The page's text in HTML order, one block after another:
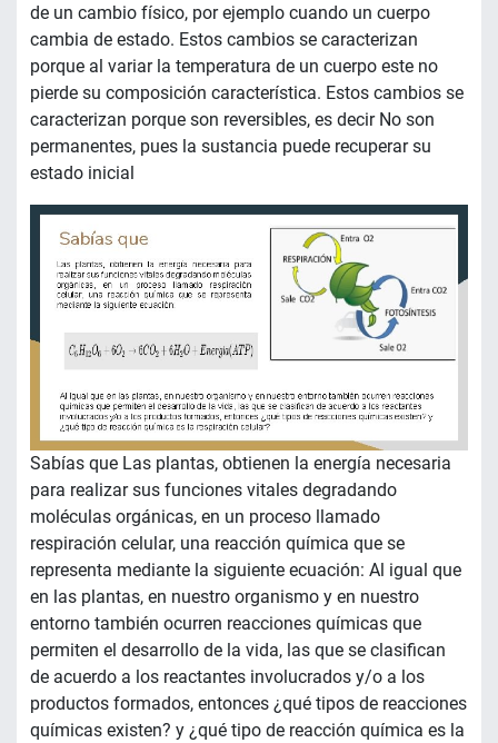
de un cambio físico, por ejemplo cuando un cuerpo
cambia de estado. Estos cambios se caracterizan
porque al variar la temperatura de un cuerpo este no
pierde su composición característica. Estos cambios se
caracterizan porque son reversibles, es decir No son
permanentes, pues la sustancia puede recuperar su
estado inicial
Sabías que Las plantas, obtienen la energía necesaria
para realizar sus funciones vitales degradando
moléculas orgánicas, en un proceso llamado
respiración celular, una reacción química que se
representa mediante la siguiente ecuación: Al igual que
en las plantas, en nuestro organismo y en nuestro
entorno también ocurren reacciones químicas que
permiten el desarrollo de la vida, las que se clasifican
de acuerdo a los reactantes involucrados y/o a los
productos formados, entonces ¿qué tipos de reacciones
químicas existen? y ¿qué tipo de reacción química es la